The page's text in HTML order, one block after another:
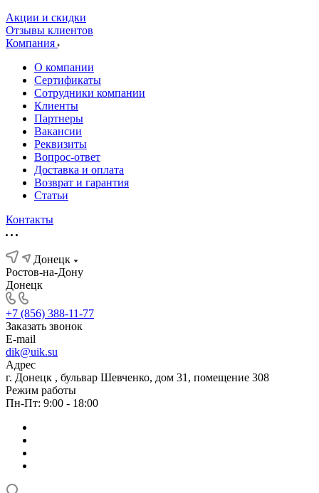
Акции и скидки
Отзывы клиентов
Компания
О компании
Сертификаты
Сотрудники компании
Клиенты
Партнеры
Вакансии
Реквизиты
Вопрос-ответ
Доставка и оплата
Возврат и гарантия
Статьи
Контакты
Донецк
Ростов-на-Дону
Донецк
+7 (856) 388-11-77
Заказать звонок
E-mail
dik@uik.su
Адрес
г. Донецк , бульвар Шевченко, дом 31, помещение 308
Режим работы
Пн-Пт: 9:00 - 18:00